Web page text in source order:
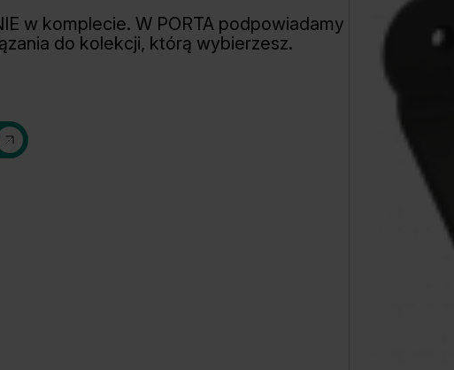
w komplecie. W PORTA podpowiadamy
do kolekcji, którą wybierzesz.